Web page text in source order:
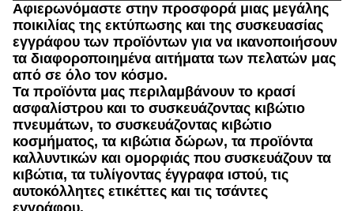
Αφιερωνόμαστε στην προσφορά μιας μεγάλης
ποικιλίας της εκτύπωσης και της συσκευασίας
εγγράφου των προϊόντων για να ικανοποιήσουν
τα διαφοροποιημένα αιτήματα των πελατών μας
από σε όλο τον κόσμο.
Τα προϊόντα μας περιλαμβάνουν το κρασί
ασφαλίστρου και το συσκευάζοντας κιβώτιο
πνευμάτων, το συσκευάζοντας κιβώτιο
κοσμήματος, τα κιβώτια δώρων, τα προϊόντα
καλλυντικών και ομορφιάς που συσκευάζουν τα
κιβώτια, τα τυλίγοντας έγγραφα ιστού, τις
αυτοκόλλητες ετικέττες και τις τσάντες
εγγράφου.